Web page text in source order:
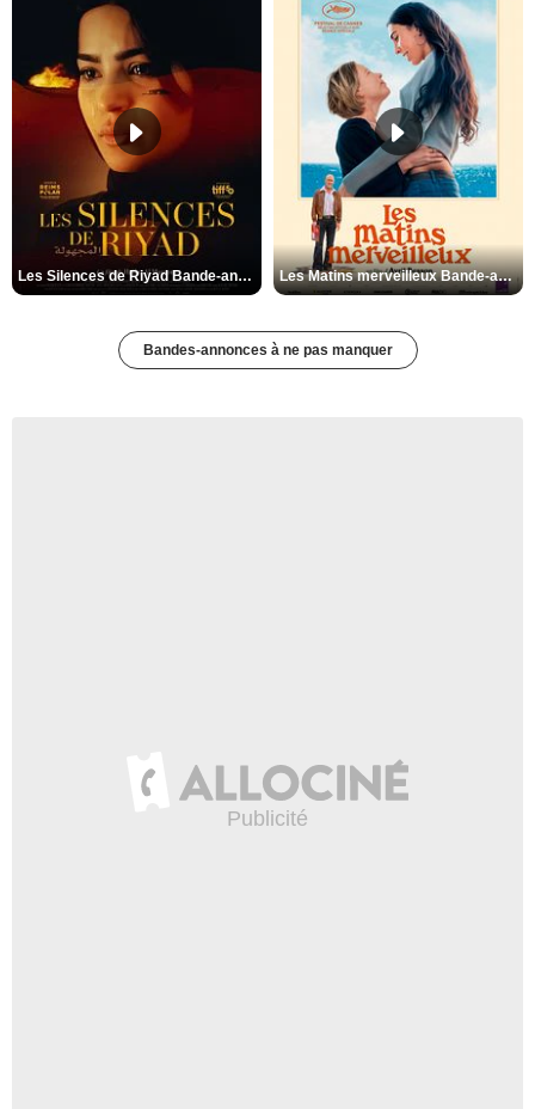
Les Silences de Riyad Bande-annonce VO STFR Les Matins merveilleux Bande-annonce VF
Bandes-annonces à ne pas manquer